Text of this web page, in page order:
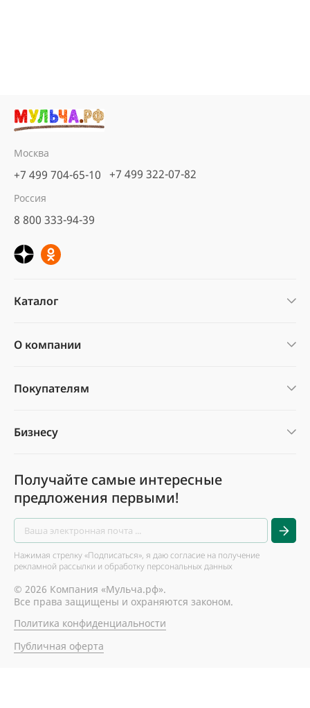
Москва
+7 499 704-65-10 +7 499 322-07-82
Россия
8 800 333-94-39
Каталог
О компании
Покупателям
Бизнесу
Получайте самые интересные
предложения первыми!
Нажимая стрелку «Подписаться», я даю согласие на получение
рекламной рассылки и обработку персональных данных
© 2026 Компания «Мульча.рф».
Все права защищены и охраняются законом.
Политика конфиденциальности
Публичная оферта